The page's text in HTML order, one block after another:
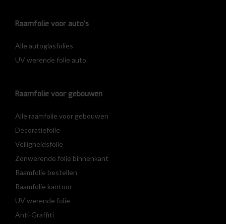
Raamfolie voor auto’s
Alle autoglasfolies
UV werende folie auto
Raamfolie voor gebouwen
Alle raamfolie voor gebouwen
Decoratiefolie
Veiligheidsfolie
Zonwerende folie binnenkant
Raamfolie bestellen
Raamfolie kantoor
UV werende folie
Anti-Graffiti